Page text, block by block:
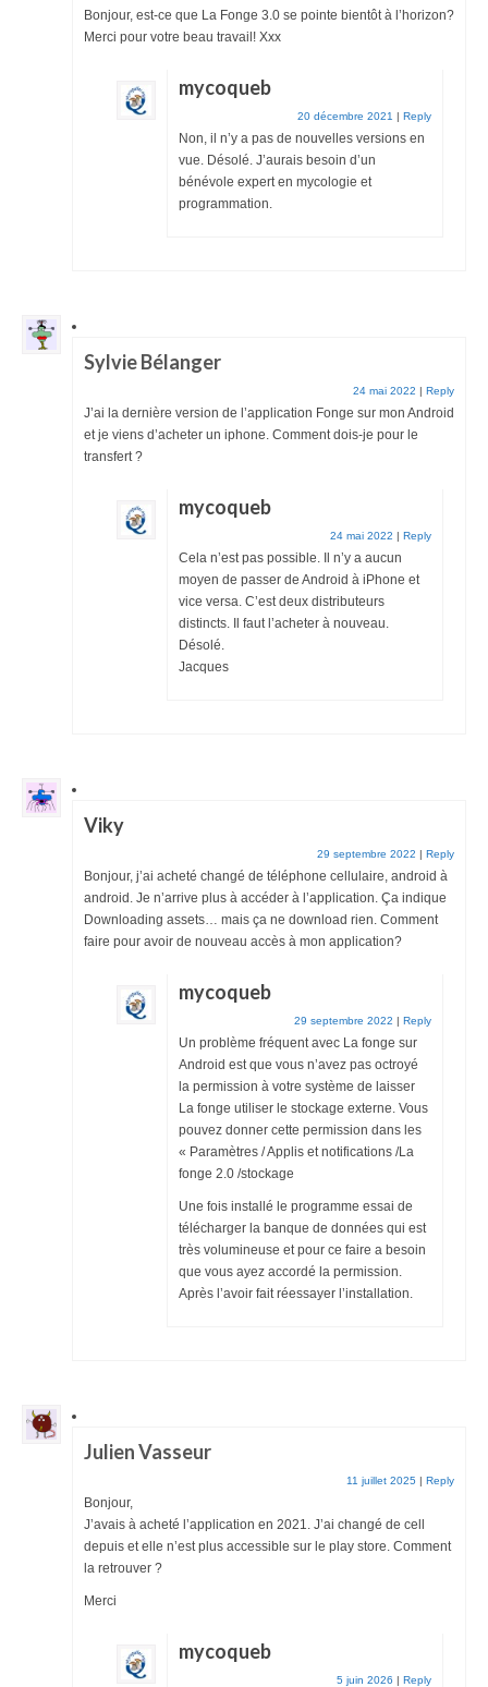
Bonjour, est-ce que La Fonge 3.0 se pointe bientôt à l’horizon?
Merci pour votre beau travail! Xxx
mycoqueb
20 décembre 2021 | Reply
Non, il n’y a pas de nouvelles versions en
vue. Désolé. J’aurais besoin d’un
bénévole expert en mycologie et
programmation.
Sylvie Bélanger
24 mai 2022 | Reply
J’ai la dernière version de l’application Fonge sur mon Android
et je viens d’acheter un iphone. Comment dois-je pour le
transfert ?
mycoqueb
24 mai 2022 | Reply
Cela n’est pas possible. Il n’y a aucun
moyen de passer de Android à iPhone et
vice versa. C’est deux distributeurs
distincts. Il faut l’acheter à nouveau.
Désolé.
Jacques
Viky
29 septembre 2022 | Reply
Bonjour, j’ai acheté changé de téléphone cellulaire, android à
android. Je n’arrive plus à accéder à l’application. Ça indique
Downloading assets… mais ça ne download rien. Comment
faire pour avoir de nouveau accès à mon application?
mycoqueb
29 septembre 2022 | Reply
Un problème fréquent avec La fonge sur
Android est que vous n’avez pas octroyé
la permission à votre système de laisser
La fonge utiliser le stockage externe. Vous
pouvez donner cette permission dans les
« Paramètres / Applis et notifications /La
fonge 2.0 /stockage
Une fois installé le programme essai de
télécharger la banque de données qui est
très volumineuse et pour ce faire a besoin
que vous ayez accordé la permission.
Après l’avoir fait réessayer l’installation.
Julien Vasseur
11 juillet 2025 | Reply
Bonjour,
J’avais à acheté l’application en 2021. J’ai changé de cell
depuis et elle n’est plus accessible sur le play store. Comment
la retrouver ?
Merci
mycoqueb
5 juin 2026 | Reply